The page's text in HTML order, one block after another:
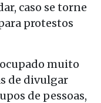
caso se torne
protestos
muito
de divulgar
de pessoas,